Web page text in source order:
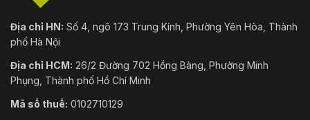
Địa chỉ HN: Số 4, ngõ 173 Trung Kính, Phường Yên Hòa, Thành
phố Hà Nội
Địa chỉ HCM: 26/2 Đường 702 Hồng Bàng, Phường Minh
Phụng, Thành phố Hồ Chí Minh
Mã số thuế: 0102710129